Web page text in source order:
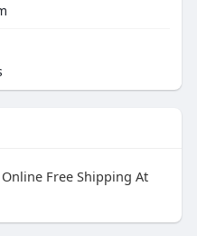
Free Shipping At